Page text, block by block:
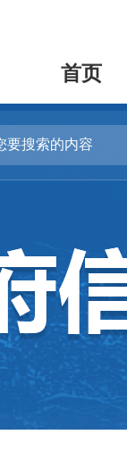
首页